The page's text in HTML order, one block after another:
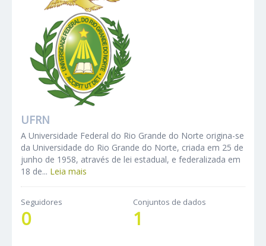
UFRN
A Universidade Federal do Rio Grande do Norte origina-se
da Universidade do Rio Grande do Norte, criada em 25 de
junho de 1958, através de lei estadual, e federalizada em
18 de... Leia mais
Seguidores
0
Conjuntos de dados
1